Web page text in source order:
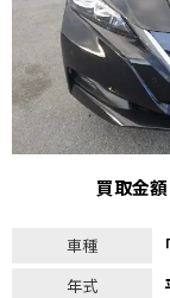
買取金額
車種
年式